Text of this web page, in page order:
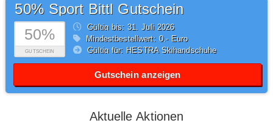
50%
GUTSCHEIN
50% Sport Bittl Gutschein
Gültig bis: 31.Juli2026
Mindestbestellwert: 0,- Euro
Gültig für: HESTRA Skihandschuhe
Gutschein anzeigen
Aktuelle Aktionen